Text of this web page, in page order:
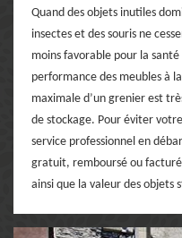
Quand des objets inutiles
insectes et des souris ne
moins favorable pour la
performance des meubles à
maximale d’un grenier est
de stockage. Pour éviter
service professionnel en
gratuit, remboursé ou
ainsi que la valeur des objets